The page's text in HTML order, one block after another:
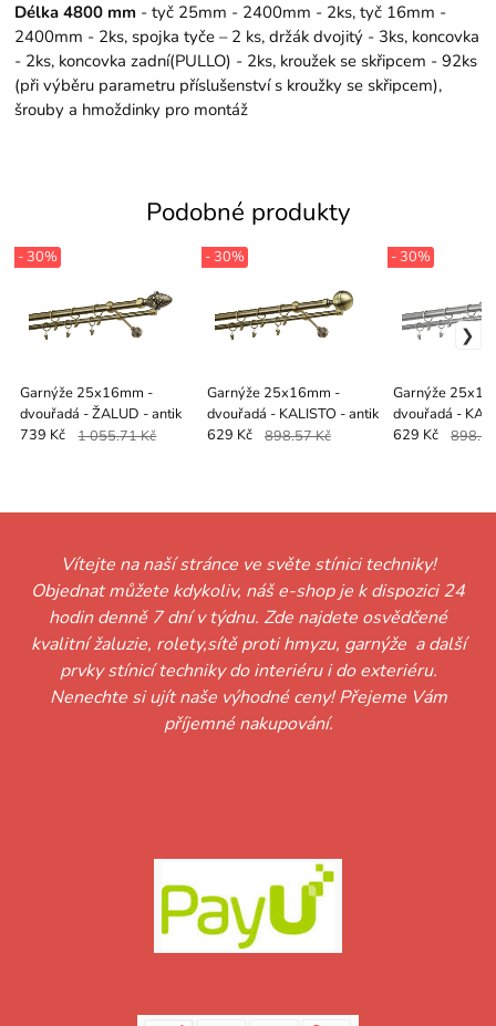
Délka 4800 mm - tyč 25mm - 2400mm - 2ks, tyč 16mm -
2400mm - 2ks, spojka tyče – 2 ks, držák dvojitý - 3ks, koncovka
- 2ks, koncovka zadní(PULLO) - 2ks, kroužek se skřipcem - 92ks
(při výběru parametru příslušenství s kroužky se skřipcem),
šrouby a hmoždinky pro montáž
Podobné produkty
Garnýže 25x16mm -
dvouřadá - ŽALUD - antik
- 30%
739 Kč 1 055.71 Kč
Garnýže 25x16mm -
dvouřadá - KALISTO - antik
- 30%
629 Kč 898.57 Kč
Garnýže
dvouřadá -
- 30%
629 Kč
Vítejte na naší stránce ve světe stínici techniky!
Objednat můžete kdykoliv, náš e-shop je k dispozici 24
hodin denně 7 dní v týdnu. Zde najdete osvědčené
kvalitní žaluzie, rolety,sítě proti hmyzu, garnýže a další
prvky stínicí techniky do interiéru i do exteriéru.
Nenechte si ujít naše výhodné ceny! Přejeme Vám
příjemné nakupování.